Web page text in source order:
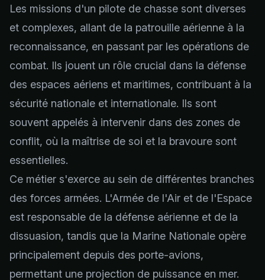
Les missions d'un pilote de chasse sont diverses
et complexes, allant de la patrouille aérienne à la
reconnaissance, en passant par les opérations de
combat. Ils jouent un rôle crucial dans la défense
des espaces aériens et maritimes, contribuant à la
sécurité nationale et internationale. Ils sont
souvent appelés à intervenir dans des zones de
conflit, où la maîtrise de soi et la bravoure sont
essentielles.
Ce métier s'exerce au sein de différentes branches
des forces armées. L'Armée de l'Air et de l'Espace
est responsable de la défense aérienne et de la
dissuasion, tandis que la Marine Nationale opère
principalement depuis des porte-avions,
permettant une projection de puissance en mer.